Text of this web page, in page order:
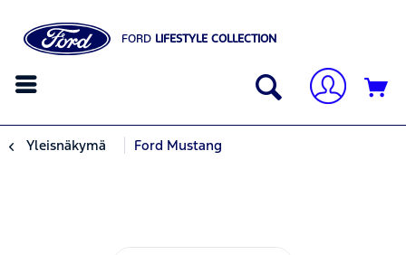
FORD LIFESTYLE COLLECTION
Yleisnäkymä Ford Mustang